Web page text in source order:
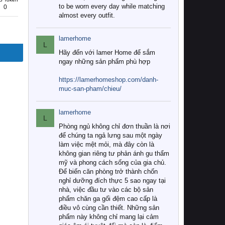
0
to be worn every day while matching
almost every outfit.
L
lamerhome
Hãy đến với lamer Home để sắm
ngay những sản phẩm phù hợp
https://lamerhomeshop.com/danh-
muc-san-pham/chieu/
L
lamerhome
Phòng ngủ không chỉ đơn thuần là nơi
để chúng ta ngả lưng sau một ngày
làm việc mệt mỏi, mà đây còn là
không gian riêng tư phản ánh gu thẩm
mỹ và phong cách sống của gia chủ.
Để biến căn phòng trở thành chốn
nghỉ dưỡng đích thực 5 sao ngay tại
nhà, việc đầu tư vào các bộ sản
phẩm chăn ga gối đệm cao cấp là
điều vô cùng cần thiết. Những sản
phẩm này không chỉ mang lại cảm